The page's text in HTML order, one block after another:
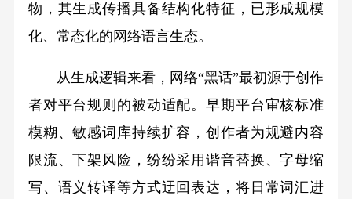
物，其生成传播具备结构化特征，已形成规模
化、常态化的网络语言生态。
从生成逻辑来看，网络“黑话”最初源于创作
者对平台规则的被动适配。早期平台审核标准
模糊、敏感词库持续扩容，创作者为规避内容
限流、下架风险，纷纷采用谐音替换、字母缩
写、语义转译等方式迂回表达，将日常词汇进